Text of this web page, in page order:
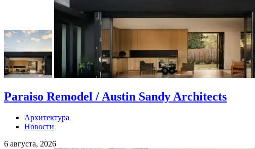
Paraiso Remodel / Austin Sandy Architects
Архитектура
Новости
6 августа, 2026